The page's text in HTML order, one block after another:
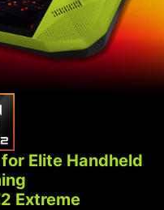
Elite Handheld
Extreme